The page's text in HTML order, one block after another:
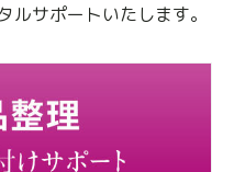
ルサポートいたします。